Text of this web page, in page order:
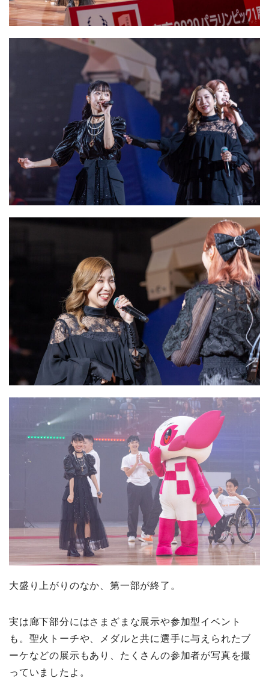
大盛り上がりのなか、第一部が終了。
実は廊下部分にはさまざまな展示や参加型イベント
も。聖火トーチや、メダルと共に選手に与えられたブ
ーケなどの展示もあり、たくさんの参加者が写真を撮
っていましたよ。